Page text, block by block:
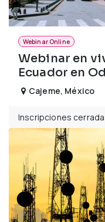
Webinar Online
Webinar en
Ecuador en
Cajeme, México
Inscripciones